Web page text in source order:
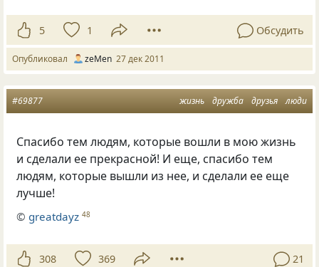
5 1 Обсудить
Опубликовал zeMen 27 дек 2011
жизнь дружба друзья люди
#69877
Спасибо тем людям, которые вошли в мою жизнь
и сделали ее прекрасной! И еще, спасибо тем
людям, которые вышли из нее, и сделали ее еще
лучше!
© greatdayz 48
308 369 21